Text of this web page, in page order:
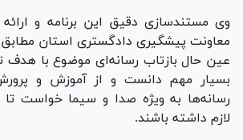
وی مستندسازی دقیق این برنامه و
معاونت پیشگیری دادگستری استان
عین حال بازتاب رسانه‌ای موضوع با هدف
بسیار مهم دانست و از آموزش و
رسانه‌ها به ویژه صدا و سیما خواست تا
لازم داشته باشند.